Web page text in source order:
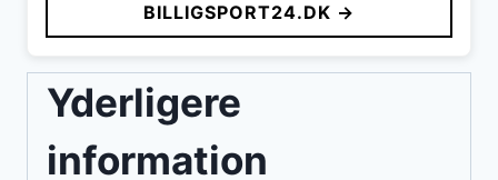
BILLIGSPORT24.DK →
Yderligere
information